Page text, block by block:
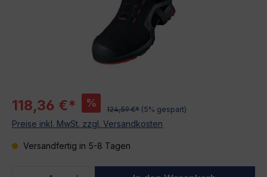
118,36 €* %
124,59 €* (5% gespart)
Preise inkl. MwSt. zzgl. Versandkosten
Versandfertig in 5-8 Tagen